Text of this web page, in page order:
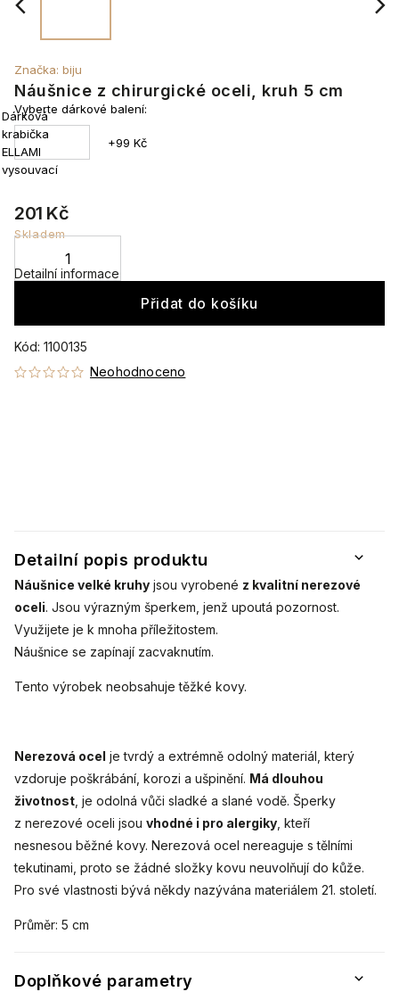
Náušnice z chirurgické oceli, kruh 5 cm
Neohodnoceno
Kód: 1100135
Značka: biju
201 Kč
Skladem
Vyberte dárkové balení:
Dárková
krabička
ELLAMI
vysouvací
+99 Kč
Přidat do košíku
Detailní informace
Detailní popis produktu
Náušnice velké kruhy jsou vyrobené z kvalitní nerezové
oceli. Jsou výrazným šperkem, jenž upoutá pozornost.
Využijete je k mnoha příležitostem.
Náušnice se zapínají zacvaknutím.
Tento výrobek neobsahuje těžké kovy.
Nerezová ocel je tvrdý a extrémně odolný materiál, který
vzdoruje poškrábání, korozi a ušpinění. Má dlouhou
životnost , je odolná vůči sladké a slané vodě. Šperky
z nerezové oceli jsou vhodné i pro alergiky , kteří
nesnesou běžné kovy. Nerezová ocel nereaguje s tělními
tekutinami, proto se žádné složky kovu neuvolňují do kůže.
Pro své vlastnosti bývá někdy nazývána materiálem 21. století.
Průměr: 5 cm
Doplňkové parametry